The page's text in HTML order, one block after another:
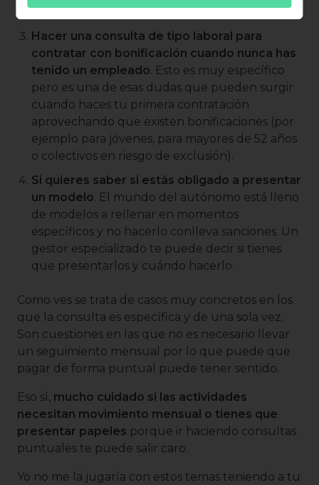
figura y otra, con sus gastos correspondientes.
Hacer una consulta de tipo laboral para
contratar con bonificación cuando nunca has
tenido un empleado. Esto es muy específico
pero es una de esas dudas que pueden surgir
cuando haces tu primera contratación
aprovechando que existen bonificaciones (por
ejemplo para jóvenes, para mayores de 52 años
o colectivos en riesgo de exclusión).
Si quieres saber si estás obligado a presentar
un modelo. El mundo del autónomo está lleno
de modelos a rellenar en momentos
específicos y no hacerlo conlleva sanciones. Un
gestor especializado te puede decir si tienes
que presentarlos y cuándo hacerlo.
Como ves se trata de casos muy concretos en los
que la consulta es específica y de una sola vez.
Son cuestiones en las que no es necesario llevar
un seguimiento mensual por lo que puede que
pagar de forma puntual puede tener sentido.
Eso sí, mucho cuidado si las actividades
necesitan movimiento mensual o tienes que
presentar papeles porque ir haciendo consultas
puntuales te puede salir caro.
Yo no me la jugaría con estos temas teniendo a tu